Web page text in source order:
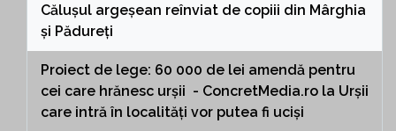
Călușul argeșean reînviat de copiii din Mârghia
și Pădureți
Proiect de lege: 60 000 de lei amendă pentru
cei care hrănesc urșii - ConcretMedia.ro la Urșii
care intră în localități vor putea fi uciși